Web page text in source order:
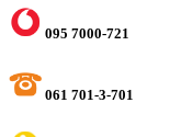
095 7000-721
061 701-3-701